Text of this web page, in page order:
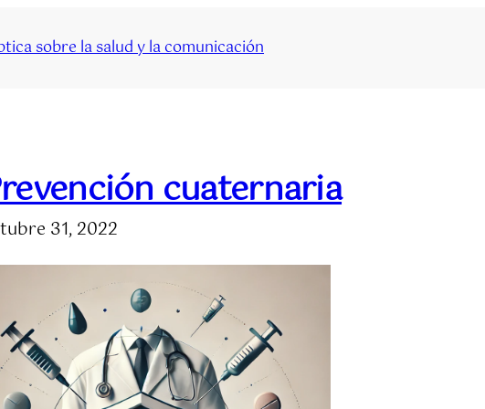
sobre la salud y la comunicación
cuaternaria
31, 2022